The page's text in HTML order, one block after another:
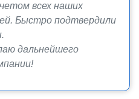
всех наших
Быстро подтвердили
дальнейшего